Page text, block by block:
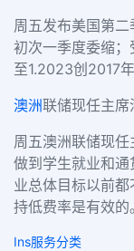
周五发布美国第
初次一季度委缩
至1.2023创2017年
澳洲联储现任主
周五澳洲联储现
做到学生就业和
业总体目标以前
持低费率是有效的。
Ins服务分类